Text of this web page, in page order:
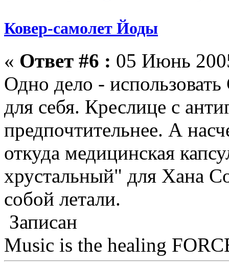
Ковер-самолет Йоды
« Ответ #6 : 05 Июнь
Одно дело -
для себя. Креслице с
предпочтительнее. А
откуда медицинская
хрустальный" для Хана
собой летали.
Записан
Music is the healing